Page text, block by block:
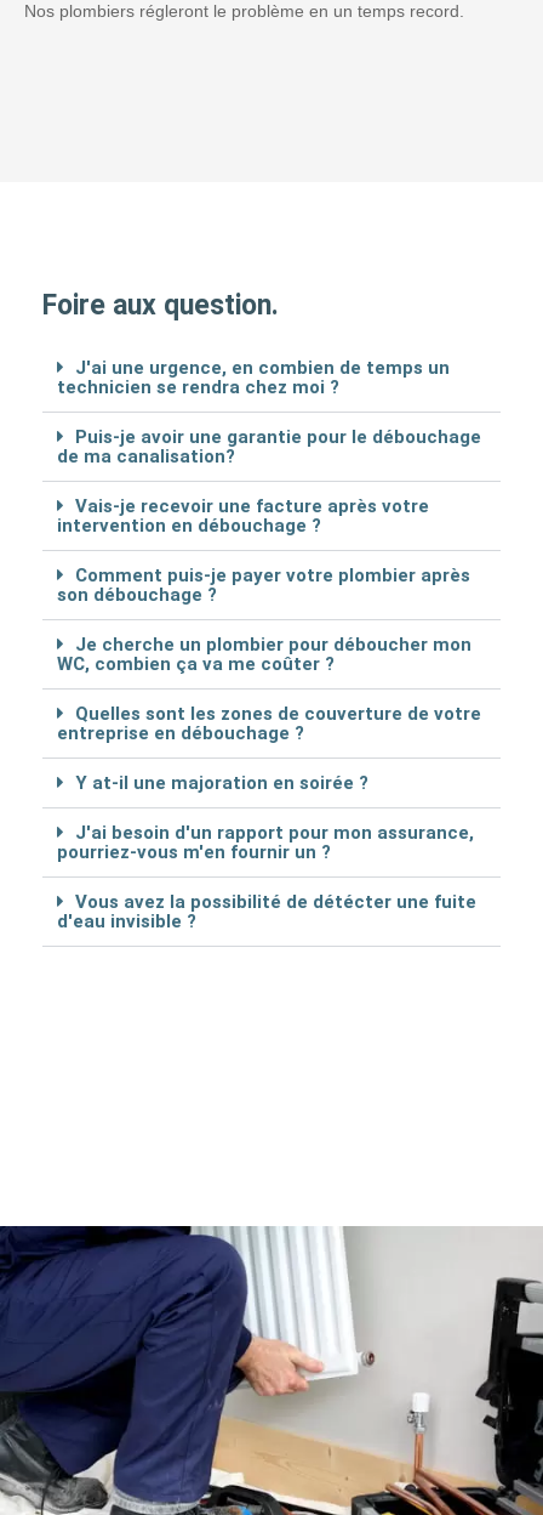
Nos plombiers régleront le problème en un temps record.
Foire aux question.
J'ai une urgence, en combien de temps un
technicien se rendra chez moi ?
Puis-je avoir une garantie pour le débouchage
de ma canalisation?
Vais-je recevoir une facture après votre
intervention en débouchage ?
Comment puis-je payer votre plombier après
son débouchage ?
Je cherche un plombier pour déboucher mon
WC, combien ça va me coûter ?
Quelles sont les zones de couverture de votre
entreprise en débouchage ?
Y at-il une majoration en soirée ?
J'ai besoin d'un rapport pour mon assurance,
pourriez-vous m'en fournir un ?
Vous avez la possibilité de détécter une fuite
d'eau invisible ?